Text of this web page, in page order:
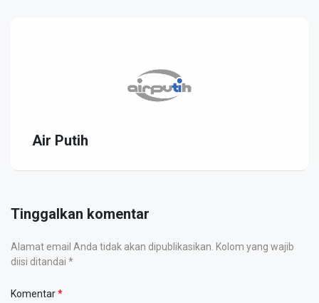
Air Putih
Tinggalkan komentar
Alamat email Anda tidak akan dipublikasikan. Kolom yang wajib
diisi ditandai *
Komentar